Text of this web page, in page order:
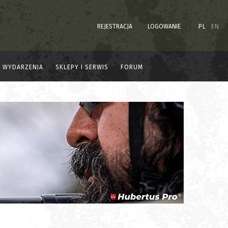
REJESTRACJA LOGOWANIE PL EN
WYDARZENIA SKLEPY I SERWIS FORUM